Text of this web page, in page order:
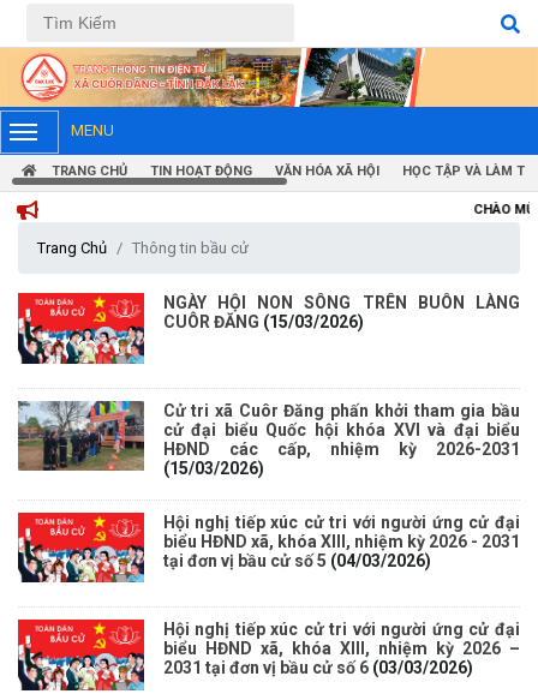
Tiếng Việt Tiếng Anh
MENU
TRANG CHỦ TIN HOẠT ĐỘNG VĂN HÓA XÃ HỘI HỌC TẬP VÀ LÀM
CHÀO MỪNG BẠN ĐẾN
Trang Chủ Thông tin bầu cử
NGÀY HỘI NON SÔNG TRÊN BUÔN LÀNG
CUÔR ĐĂNG (15/03/2026)
Cử tri xã Cuôr Đăng phấn khởi tham gia bầu
cử đại biểu Quốc hội khóa XVI và đại biểu
HĐND các cấp, nhiệm kỳ 2026-2031
(15/03/2026)
Hội nghị tiếp xúc cử tri với người ứng cử đại
biểu HĐND xã, khóa XIII, nhiệm kỳ 2026 - 2031
tại đơn vị bầu cử số 5 (04/03/2026)
Hội nghị tiếp xúc cử tri với người ứng cử đại
biểu HĐND xã, khóa XIII, nhiệm kỳ 2026 –
2031 tại đơn vị bầu cử số 6 (03/03/2026)
Thông báo tiếp nhận phản ánh, kiến nghị về quy định thủ tục
hành chính
(07/08/2026)
các văn bản quy định chi tiết, hướng dẫn thi hành
(04/08/2026)